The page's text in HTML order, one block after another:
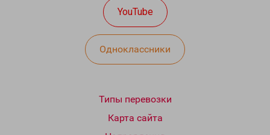
YouTube
Одноклассники
Типы перевозки
Карта сайта